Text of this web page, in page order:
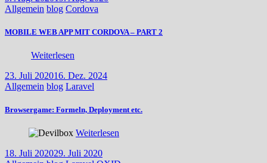
Allgemein blog Cordova
MOBILE WEB APP MIT CORDOVA – PART 2
Weiterlesen
23. Juli 202016. Dez. 2024
Allgemein blog Laravel
Browsergame: Formeln, Deployment etc.
Weiterlesen
18. Juli 202029. Juli 2020